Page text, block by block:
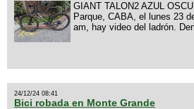
GIANT TALON2 AZUL
Parque, CABA, el lunes 23
am, hay video del ladrón.
24/12/24 08:41
Bici robada en Monte Grande